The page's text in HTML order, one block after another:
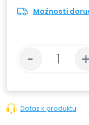
Možnosti
Dotaz k produktu